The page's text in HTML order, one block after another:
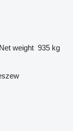
Net weight 935 kg